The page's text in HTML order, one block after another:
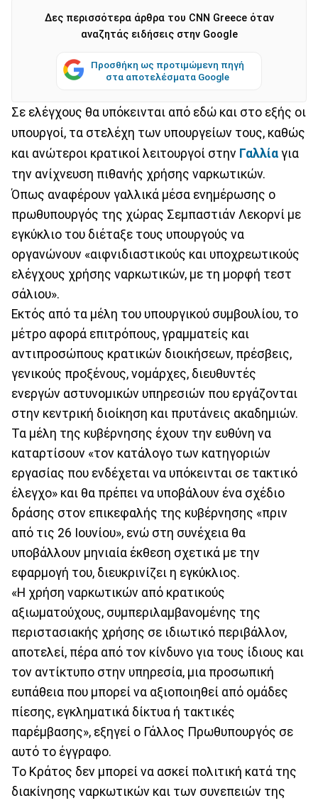
Δες περισσότερα άρθρα του CNN Greece όταν
αναζητάς ειδήσεις στην Google
Προσθήκη ως προτιμώμενη πηγή
στα αποτελέσματα Google
Σε ελέγχους θα υπόκεινται από εδώ και στο εξής οι
υπουργοί, τα στελέχη των υπουργείων τους, καθώς
και ανώτεροι κρατικοί λειτουργοί στην Γαλλία για
την ανίχνευση πιθανής χρήσης ναρκωτικών.
Όπως αναφέρουν γαλλικά μέσα ενημέρωσης ο
πρωθυπουργός της χώρας Σεμπαστιάν Λεκορνί με
εγκύκλιο του διέταξε τους υπουργούς να
οργανώνουν «αιφνιδιαστικούς και υποχρεωτικούς
ελέγχους χρήσης ναρκωτικών, με τη μορφή τεστ
σάλιου».
Εκτός από τα μέλη του υπουργικού συμβουλίου, το
μέτρο αφορά επιτρόπους, γραμματείς και
αντιπροσώπους κρατικών διοικήσεων, πρέσβεις,
γενικούς προξένους, νομάρχες, διευθυντές
ενεργών αστυνομικών υπηρεσιών που εργάζονται
στην κεντρική διοίκηση και πρυτάνεις ακαδημιών.
Τα μέλη της κυβέρνησης έχουν την ευθύνη να
καταρτίσουν «τον κατάλογο των κατηγοριών
εργασίας που ενδέχεται να υπόκεινται σε τακτικό
έλεγχο» και θα πρέπει να υποβάλουν ένα σχέδιο
δράσης στον επικεφαλής της κυβέρνησης «πριν
από τις 26 Ιουνίου», ενώ στη συνέχεια θα
υποβάλλουν μηνιαία έκθεση σχετικά με την
εφαρμογή του, διευκρινίζει η εγκύκλιος.
«Η χρήση ναρκωτικών από κρατικούς
αξιωματούχους, συμπεριλαμβανομένης της
περιστασιακής χρήσης σε ιδιωτικό περιβάλλον,
αποτελεί, πέρα ​​από τον κίνδυνο για τους ίδιους και
τον αντίκτυπο στην υπηρεσία, μια προσωπική
ευπάθεια που μπορεί να αξιοποιηθεί από ομάδες
πίεσης, εγκληματικά δίκτυα ή τακτικές
παρέμβασης», εξηγεί ο Γάλλος Πρωθυπουργός σε
αυτό το έγγραφο.
Το Κράτος δεν μπορεί να ασκεί πολιτική κατά της
διακίνησης ναρκωτικών και των συνεπειών της